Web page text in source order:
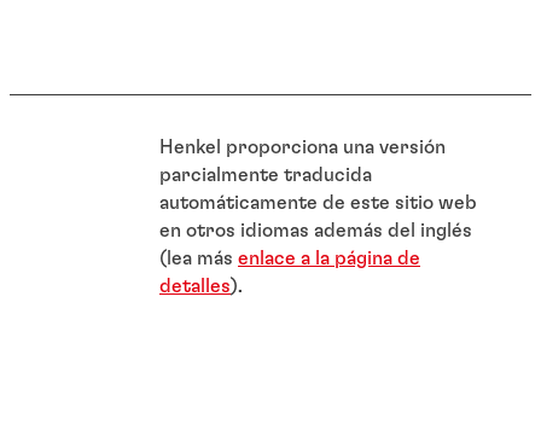
Henkel proporciona una versión
parcialmente traducida
automáticamente de este sitio web
en otros idiomas además del inglés
(lea más enlace a la página de
detalles).